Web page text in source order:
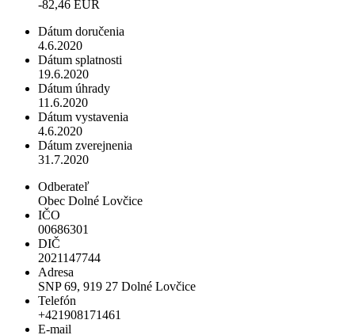
-82,46 EUR
Dátum doručenia
4.6.2020
Dátum splatnosti
19.6.2020
Dátum úhrady
11.6.2020
Dátum vystavenia
4.6.2020
Dátum zverejnenia
31.7.2020
Odberateľ
Obec Dolné Lovčice
IČO
00686301
DIČ
2021147744
Adresa
SNP 69, 919 27 Dolné Lovčice
Telefón
+421908171461
E-mail